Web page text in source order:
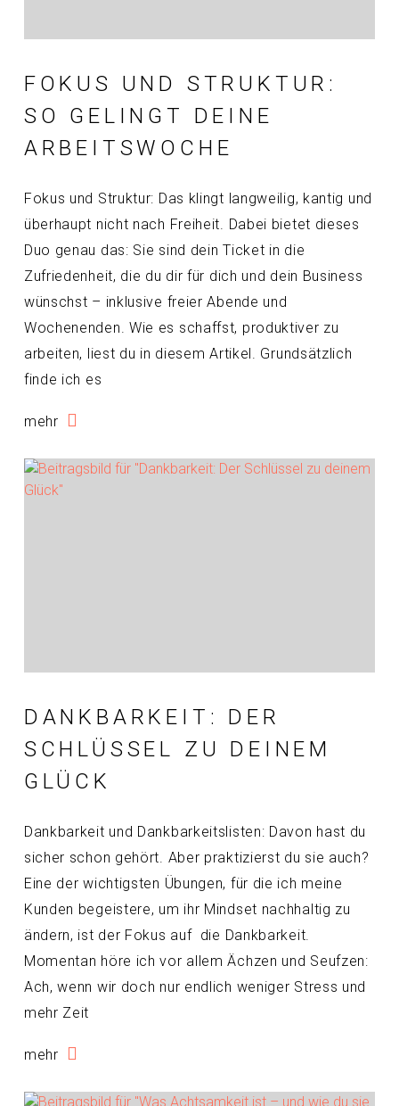
FOKUS UND STRUKTUR:
SO GELINGT DEINE
ARBEITSWOCHE
Fokus und Struktur: Das klingt langweilig, kantig und
überhaupt nicht nach Freiheit. Dabei bietet dieses
Duo genau das: Sie sind dein Ticket in die
Zufriedenheit, die du dir für dich und dein Business
wünschst – inklusive freier Abende und
Wochenenden. Wie es schaffst, produktiver zu
arbeiten, liest du in diesem Artikel. Grundsätzlich
finde ich es
mehr
DANKBARKEIT: DER
SCHLÜSSEL ZU DEINEM
GLÜCK
Dankbarkeit und Dankbarkeitslisten: Davon hast du
sicher schon gehört. Aber praktizierst du sie auch?
Eine der wichtigsten Übungen, für die ich meine
Kunden begeistere, um ihr Mindset nachhaltig zu
ändern, ist der Fokus auf die Dankbarkeit.
Momentan höre ich vor allem Ächzen und Seufzen:
Ach, wenn wir doch nur endlich weniger Stress und
mehr Zeit
mehr